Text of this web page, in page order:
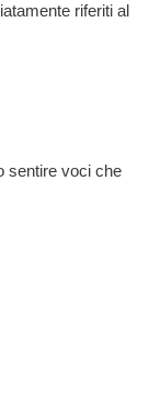
riferiti al
sentire voci che